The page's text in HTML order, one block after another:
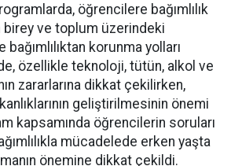
öğrencilere bağımlılık
birey ve toplum üzerindeki
korunma yolları
özellikle teknoloji, tütün, alkol ve
zararlarına dikkat çekilirken,
geliştirilmesinin önemi
kapsamında öğrencilerin soruları
mücadelede erken yaşta
önemine dikkat çekildi.